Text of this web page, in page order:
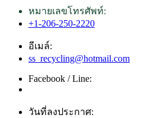
หมายเลขโทรศัพท์:
+1-206-250-2220
อีเมล์:
ss_recycling@hotmail.com
Facebook / Line:
วันที่ลงประกาศ: